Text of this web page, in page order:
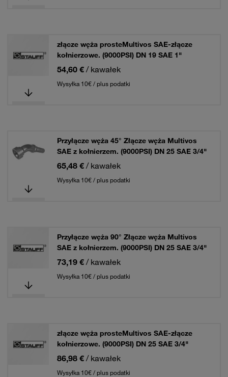
złącze węża prosteMultivos SAE-złącze
kołnierzowe. (9000PSI) DN 19 SAE 1"
54,60 € / kawałek
Wysyłka 10€ / plus podatki
Przyłącze węża 45° Złącze węża Multivos
SAE z kołnierzem. (9000PSI) DN 25 SAE 3/4"
65,48 € / kawałek
Wysyłka 10€ / plus podatki
Przyłącze węża 90° Złącze węża Multivos
SAE z kołnierzem. (9000PSI) DN 25 SAE 3/4"
73,19 € / kawałek
Wysyłka 10€ / plus podatki
złącze węża prosteMultivos SAE-złącze
kołnierzowe. (9000PSI) DN 25 SAE 3/4"
86,98 € / kawałek
Wysyłka 10€ / plus podatki